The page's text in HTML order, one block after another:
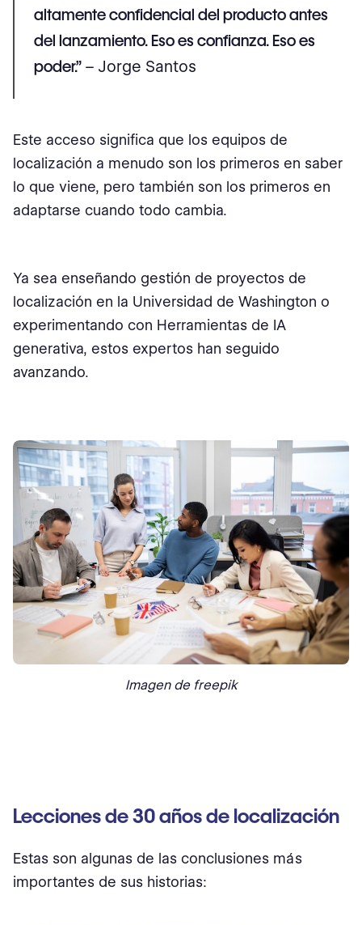
altamente confidencial del producto antes
del lanzamiento. Eso es confianza. Eso es
poder.” – Jorge Santos
Este acceso significa que los equipos de
localización a menudo son los primeros en saber
lo que viene, pero también son los primeros en
adaptarse cuando todo cambia.
Ya sea enseñando gestión de proyectos de
localización en la Universidad de Washington o
experimentando con Herramientas de IA
generativa, estos expertos han seguido
avanzando.
Imagen de freepik
Lecciones de 30 años de localización
Estas son algunas de las conclusiones más
importantes de sus historias: